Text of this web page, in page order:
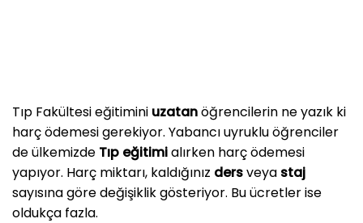
Tıp Fakültesi eğitimini uzatanöğrencilerin ne yazık ki
harç ödemesi gerekiyor. Yabancı uyruklu öğrenciler
de ülkemizde Tıp eğitimialırken harç ödemesi
yapıyor. Harç miktarı, kaldığınız dersveya staj
sayısına göre değişiklik gösteriyor. Bu ücretler ise
oldukça fazla.